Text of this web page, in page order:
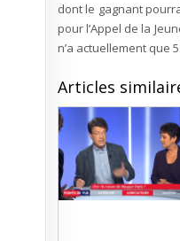
dont le gagnant
pour l’Appel de la
n’a actuellement que
Articles